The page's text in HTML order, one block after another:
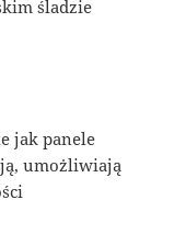
śladzie
jak panele
umożliwiają